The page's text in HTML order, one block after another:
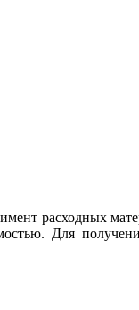
расходных
Для